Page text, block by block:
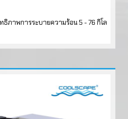
ธิภาพการระบายความร้อน 5 - 76 กิโล